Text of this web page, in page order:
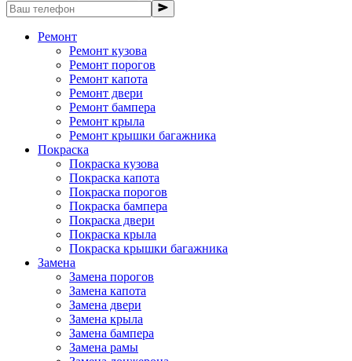
Ремонт
Ремонт кузова
Ремонт порогов
Ремонт капота
Ремонт двери
Ремонт бампера
Ремонт крыла
Ремонт крышки багажника
Покраска
Покраска кузова
Покраска капота
Покраска порогов
Покраска бампера
Покраска двери
Покраска крыла
Покраска крышки багажника
Замена
Замена порогов
Замена капота
Замена двери
Замена крыла
Замена бампера
Замена рамы